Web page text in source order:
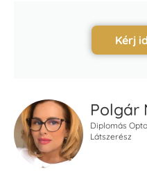
Kérj
Polgár
Diplomás
Látszerész